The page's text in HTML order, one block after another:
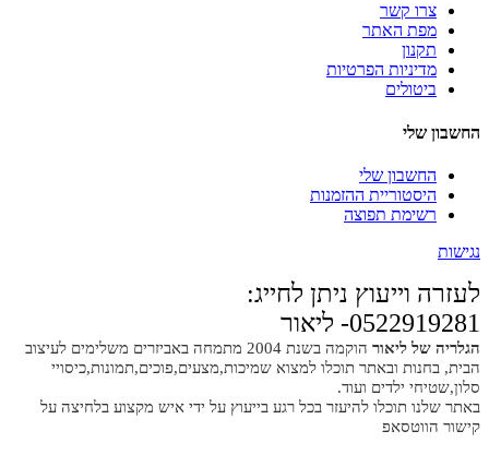
צרו קשר
מפת האתר
תקנון
מדיניות הפרטיות
ביטולים
החשבון שלי
החשבון שלי
היסטוריית ההזמנות
רשימת תפוצה
נגישות
לעזרה וייעוץ ניתן לחייג:
0522919281- ליאור
הגלריה של ליאור
הוקמה בשנת 2004 מתמחה באביזרים משלימים לעיצוב
הבית, בחנות ובאתר תוכלו למצוא שמיכות,מצעים,פוכים,תמונות,כיסויי
סלון,שטיחי ילדים ועוד.
באתר שלנו תוכלו להיעזר בכל רגע בייעוץ על ידי איש מקצוע בלחיצה על
קישור הווטסאפ